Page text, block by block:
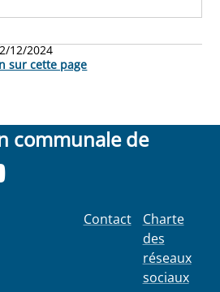
12/2024
sur cette page
communale de
Contact
Charte
des
réseaux
sociaux